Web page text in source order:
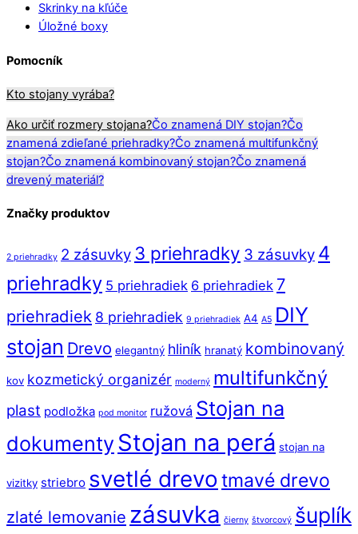
Skrinky na kľúče
Úložné boxy
Pomocník
Kto stojany vyrába?
Ako určiť rozmery stojana?Čo znamená DIY stojan?Čo
znamená zdieľané priehradky?Čo znamená multifunkčný
stojan?Čo znamená kombinovaný stojan?Čo znamená
drevený materiál?
Značky produktov
2 priehradky 2 zásuvky 3 priehradky 3 zásuvky 4
priehradky 5 priehradiek 6 priehradiek 7
priehradiek 8 priehradiek 9 priehradiek A4 A5 DIY
stojan Drevo elegantný hliník hranatý kombinovaný
kov kozmetický organizér moderný multifunkčný
plast podložka pod monitor ružová Stojan na
dokumenty Stojan na perá stojan na
vizitky striebro svetlé drevotmavé drevo
zlaté lemovanie zásuvka čierny štvorcový šuplík